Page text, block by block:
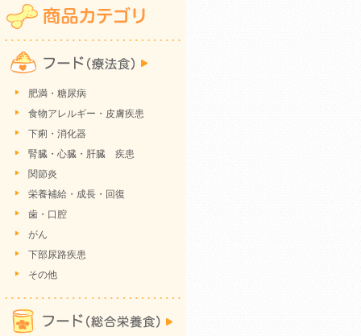
肥満・糖尿病
食物アレルギー・皮膚疾患
下痢・消化器
腎臓・心臓・肝臓 疾患
関節炎
栄養補給・成長・回復
歯・口腔
がん
下部尿路疾患
その他